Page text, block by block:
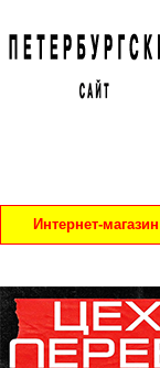
Интернет-магазин